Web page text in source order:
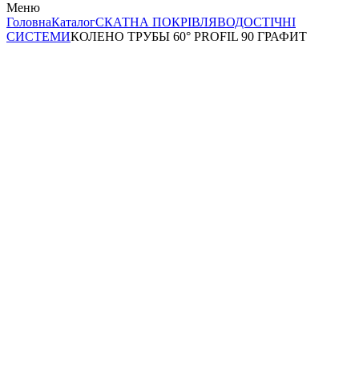
Меню
ГоловнаКаталогСКАТНА ПОКРІВЛЯВОДОСТІЧНІ
СИСТЕМИКОЛЕНО ТРУБЫ 60° PROFIL 90 ГРАФИТ